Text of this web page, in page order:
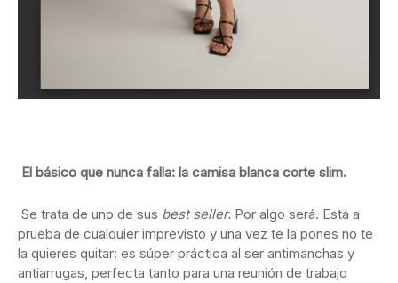
El básico que nunca falla: la camisa blanca corte slim.
Se trata de uno de sus best seller. Por algo será. Está a
prueba de cualquier imprevisto y una vez te la pones no te
la quieres quitar: es súper práctica al ser antimanchas y
antiarrugas, perfecta tanto para una reunión de trabajo